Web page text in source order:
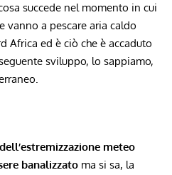
succede nel momento in cui
vanno a pescare aria caldo
Africa ed è ciò che è accaduto
sviluppo, lo sappiamo,
meteo
banalizzato ma si sa, la